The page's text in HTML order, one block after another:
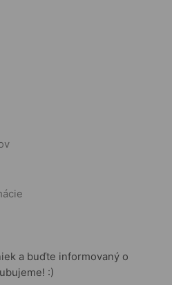
a buďte informovaný o
:)